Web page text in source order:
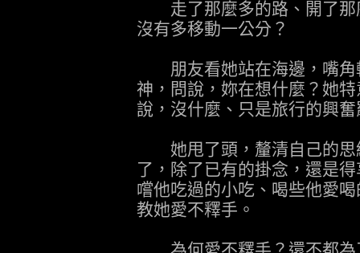
走了那麼多的路、開了那
沒有多移動一公分？
朋友看她站在海邊，嘴角
神，問說，妳在想什麼？她
說，沒什麼、只是旅行的興
她甩了頭，釐清自己的思
了，除了已有的掛念，還是
嚐他吃過的小吃、喝些他愛
教她愛不釋手。